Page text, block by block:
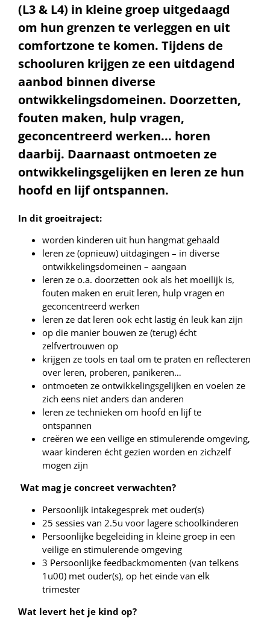
(L3 & L4) in kleine groep uitgedaagd
om hun grenzen te verleggen en uit
comfortzone te komen. Tijdens de
schooluren krijgen ze een uitdagend
aanbod binnen diverse
ontwikkelingsdomeinen. Doorzetten,
fouten maken, hulp vragen,
geconcentreerd werken... horen
daarbij. Daarnaast ontmoeten ze
ontwikkelingsgelijken en leren ze hun
hoofd en lijf ontspannen.
In dit groeitraject:
worden kinderen uit hun hangmat gehaald
leren ze (opnieuw) uitdagingen – in diverse
ontwikkelingsdomeinen – aangaan
leren ze o.a. doorzetten ook als het moeilijk is,
fouten maken en eruit leren, hulp vragen en
geconcentreerd werken
leren ze dat leren ook echt lastig én leuk kan zijn
op die manier bouwen ze (terug) écht
zelfvertrouwen op
krijgen ze tools en taal om te praten en reflecteren
over leren, proberen, panikeren…
ontmoeten ze ontwikkelingsgelijken en voelen ze
zich eens niet anders dan anderen
leren ze technieken om hoofd en lijf te
ontspannen
creëren we een veilige en stimulerende omgeving,
waar kinderen écht gezien worden en zichzelf
mogen zijn
Wat mag je concreet verwachten?
Persoonlijk intakegesprek met ouder(s)
25 sessies van 2.5u voor lagere schoolkinderen
Persoonlijke begeleiding in kleine groep in een
veilige en stimulerende omgeving
3 Persoonlijke feedbackmomenten (van telkens
1u00) met ouder(s), op het einde van elk
trimester
Wat levert het je kind op?